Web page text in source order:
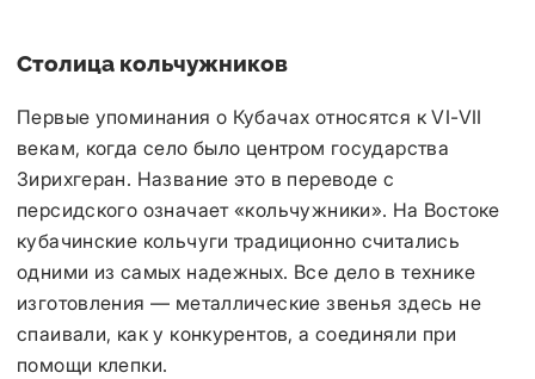
Столица кольчужников
Первые упоминания о Кубачах относятся к VI-VII
векам, когда село было центром государства
Зирихгеран. Название это в переводе с
персидского означает «кольчужники». На Востоке
кубачинские кольчуги традиционно считались
одними из самых надежных. Все дело в технике
изготовления — металлические звенья здесь не
спаивали, как у конкурентов, а соединяли при
помощи клепки.